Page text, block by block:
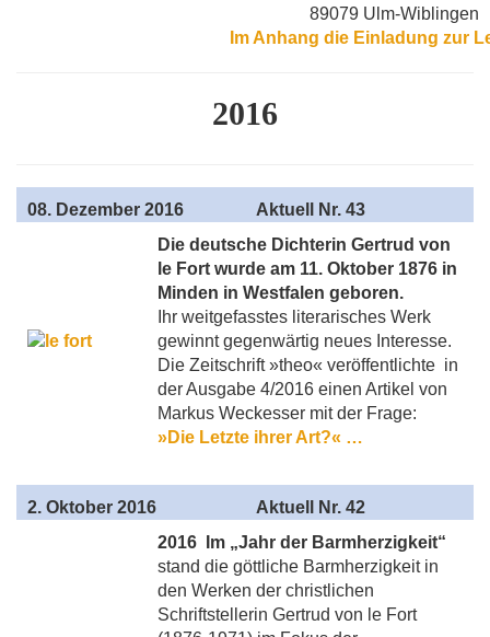
89079 Ulm-Wiblingen
Im Anhang die Einladung zur
2016
08. Dezember 2016 Aktuell
Nr. 43
Die deutsche Dichterin Gertrud von
le Fort wurde am 11. Oktober 1876 in
Minden in Westfalen geboren.
Ihr weitgefasstes literarisches Werk
gewinnt gegenwärtig neues Interesse.
Die Zeitschrift »theo« veröffentlichte in
der Ausgabe 4/2016 einen Artikel von
Markus Weckesser mit der Frage:
»Die Letzte ihrer Art?« …
2. Oktober 2016 Aktuell
Nr. 42
2016 Im „Jahr der Barmherzigkeit“
stand die göttliche Barmherzigkeit in
den Werken der christlichen
Schriftstellerin Gertrud von le Fort